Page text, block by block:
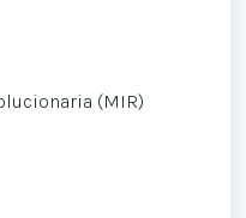
(MIR)